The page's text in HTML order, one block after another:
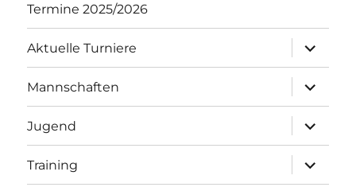
Termine 2025/2026
Aktuelle Turniere
öffnen
Mannschaften
öffnen
Jugend
öffnen
Training
öffnen